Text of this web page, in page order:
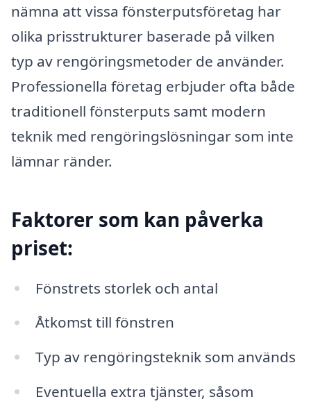
nämna att vissa fönsterputsföretag har
olika prisstrukturer baserade på vilken
typ av rengöringsmetoder de använder.
Professionella företag erbjuder ofta både
traditionell fönsterputs samt modern
teknik med rengöringslösningar som inte
lämnar ränder.
Faktorer som kan påverka
priset:
Fönstrets storlek och antal
Åtkomst till fönstren
Typ av rengöringsteknik som används
Eventuella extra tjänster, såsom